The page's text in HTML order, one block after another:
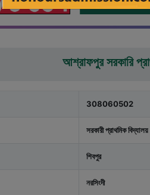
আশ্রাফপুর সরকারি
308060502
সরকারী প্রাথমিক বিদ্যালয়
শিবপুর
নরসিংদী